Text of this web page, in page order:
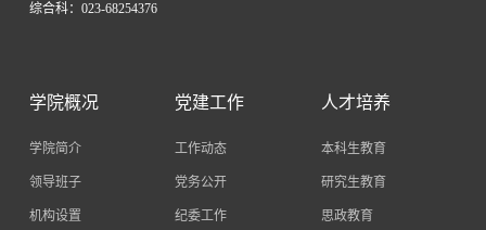
综合科：023-68254376
学院概况
学院简介
领导班子
机构设置
党建工作
工作动态
党务公开
纪委工作
人才培养
本科生教育
研究生教育
思政教育